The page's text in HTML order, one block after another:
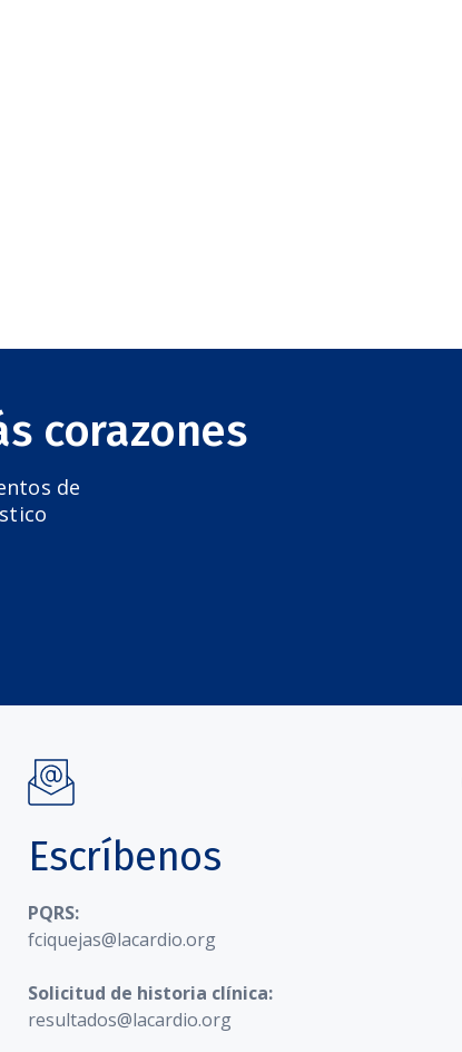
corazones
de
Escríbenos
PQRS:
fciquejas@lacardio.org
Solicitud de historia clínica:
resultados@lacardio.org